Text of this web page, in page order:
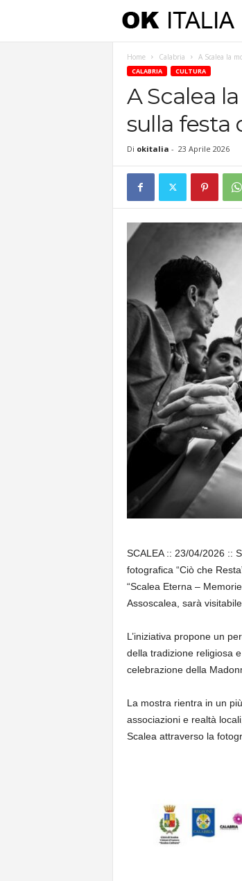
Home Calabria A Scalea la
CALABRIA CULTURA
A Scalea
sulla festa
Di okitalia - 23 Aprile 2026
SCALEA :: 23/04/2026 ::
fotografica “Ciò che
“Scalea Eterna –
Assoscalea, sarà
L’iniziativa propone un
della tradizione religiosa
celebrazione della
La mostra rientra in un
associazioni e realtà
Scalea attraverso la